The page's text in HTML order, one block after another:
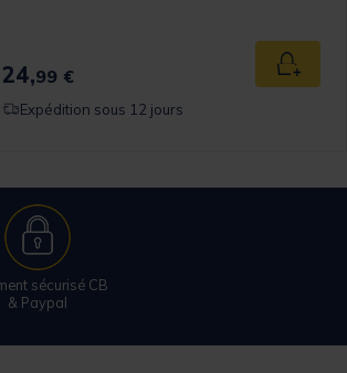
24,99 € Ajouter
Expédition sous 12 jours
sécurisé CB
& Paypal